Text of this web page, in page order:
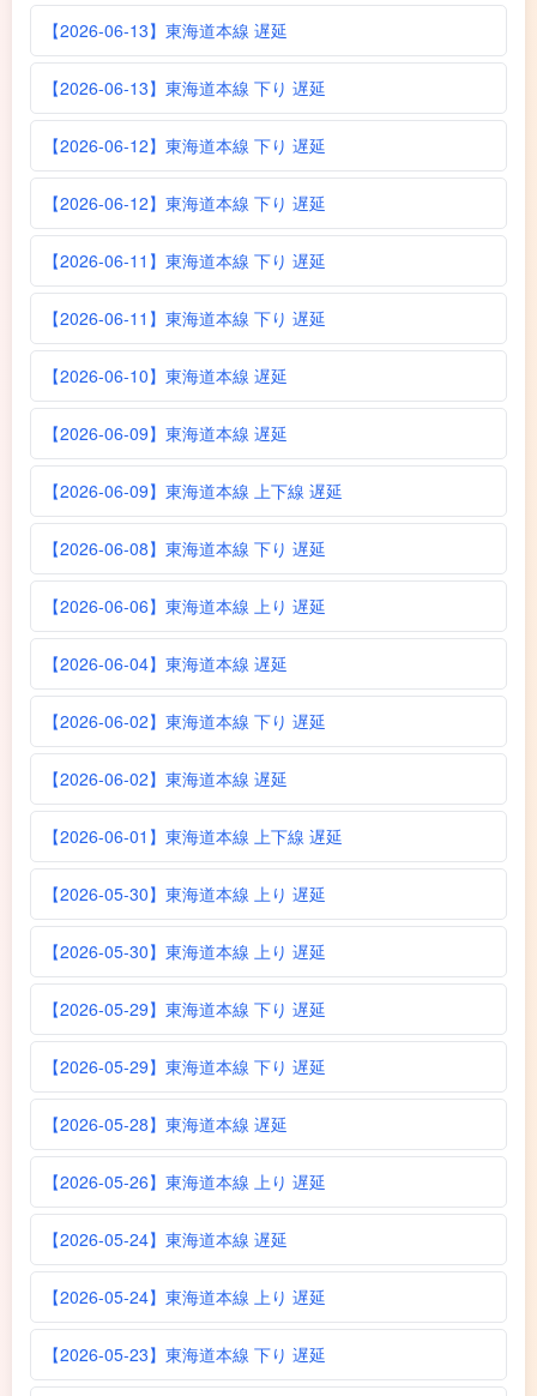
【2026-06-13】東海道本線 遅延
【2026-06-13】東海道本線 下り 遅延
【2026-06-12】東海道本線 下り 遅延
【2026-06-12】東海道本線 下り 遅延
【2026-06-11】東海道本線 下り 遅延
【2026-06-11】東海道本線 下り 遅延
【2026-06-10】東海道本線 遅延
【2026-06-09】東海道本線 遅延
【2026-06-09】東海道本線 上下線 遅延
【2026-06-08】東海道本線 下り 遅延
【2026-06-06】東海道本線 上り 遅延
【2026-06-04】東海道本線 遅延
【2026-06-02】東海道本線 下り 遅延
【2026-06-02】東海道本線 遅延
【2026-06-01】東海道本線 上下線 遅延
【2026-05-30】東海道本線 上り 遅延
【2026-05-30】東海道本線 上り 遅延
【2026-05-29】東海道本線 下り 遅延
【2026-05-29】東海道本線 下り 遅延
【2026-05-28】東海道本線 遅延
【2026-05-26】東海道本線 上り 遅延
【2026-05-24】東海道本線 遅延
【2026-05-24】東海道本線 上り 遅延
【2026-05-23】東海道本線 下り 遅延